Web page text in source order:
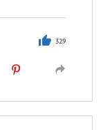
329